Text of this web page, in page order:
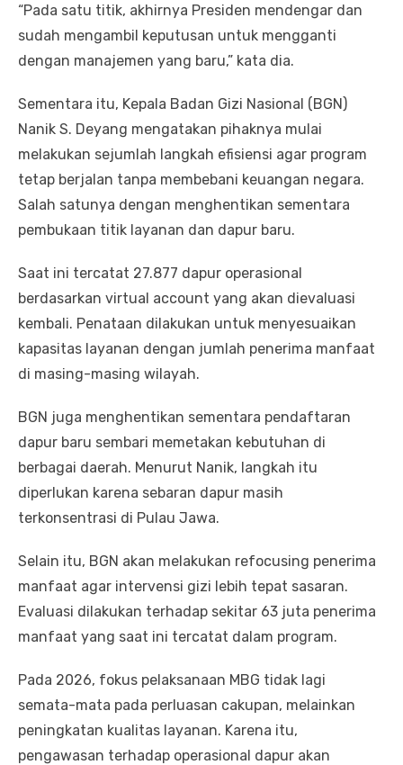
“Pada satu titik, akhirnya Presiden mendengar dan
sudah mengambil keputusan untuk mengganti
dengan manajemen yang baru,” kata dia.
Sementara itu, Kepala Badan Gizi Nasional (BGN)
Nanik S. Deyang mengatakan pihaknya mulai
melakukan sejumlah langkah efisiensi agar program
tetap berjalan tanpa membebani keuangan negara.
Salah satunya dengan menghentikan sementara
pembukaan titik layanan dan dapur baru.
Saat ini tercatat 27.877 dapur operasional
berdasarkan virtual account yang akan dievaluasi
kembali. Penataan dilakukan untuk menyesuaikan
kapasitas layanan dengan jumlah penerima manfaat
di masing-masing wilayah.
BGN juga menghentikan sementara pendaftaran
dapur baru sembari memetakan kebutuhan di
berbagai daerah. Menurut Nanik, langkah itu
diperlukan karena sebaran dapur masih
terkonsentrasi di Pulau Jawa.
Selain itu, BGN akan melakukan refocusing penerima
manfaat agar intervensi gizi lebih tepat sasaran.
Evaluasi dilakukan terhadap sekitar 63 juta penerima
manfaat yang saat ini tercatat dalam program.
Pada 2026, fokus pelaksanaan MBG tidak lagi
semata-mata pada perluasan cakupan, melainkan
peningkatan kualitas layanan. Karena itu,
pengawasan terhadap operasional dapur akan